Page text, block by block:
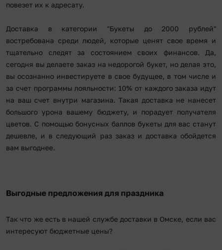
повезет их к адресату.
Доставка в категории "Букеты до 2000 рублей"
востребована среди людей, которые ценят свое время и
тщательно следят за состоянием своих финансов. Да,
сегодня вы делаете заказ на недорогой букет, но делая это,
вы осознанно инвестируете в свое будущее, в том числе и
за счет программы лояльности: 10% от каждого заказа идут
на ваш счет внутри магазина. Такая доставка не нанесет
большого урона вашему бюджету, и порадует получателя
цветов. С помощью бонусных баллов букеты для вас станут
дешевле, и в следующий раз заказ и доставка обойдется
вам выгоднее.
Выгодные предложения для праздника
Так что же есть в нашей службе доставки в Омске, если вас
интересуют бюджетные цены?